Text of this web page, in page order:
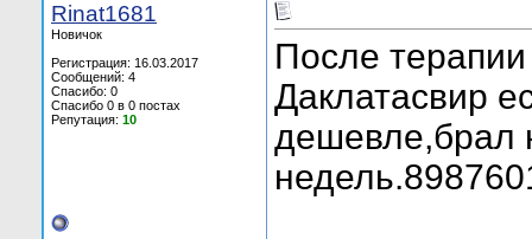
Rinat1681
Новичок
Регистрация: 16.03.2017
Сообщений: 4
Спасибо: 0
Спасибо 0 в 0 постах
Репутация: 10
После
Даклатасвир
дешевле,брал